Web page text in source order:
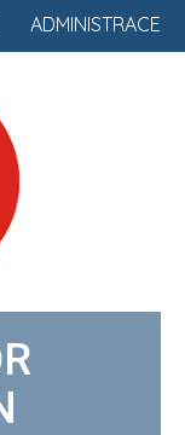
ADMINISTRACE